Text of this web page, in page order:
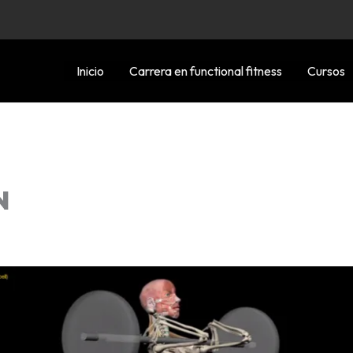
Inicio
Carrera en functional fitness Cursos